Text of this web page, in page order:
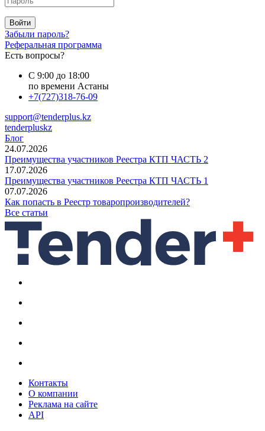
Войти
Забыли пароль?
Реферальная программа
Есть вопросы?
С 9:00 до 18:00
по времени Астаны
+7(727)318-76-09
support@tenderplus.kz
tenderpluskz
Блог
24.07.2026
Преимущества участников Реестра КТП ЧАСТЬ 2
17.07.2026
Преимущества участников Реестра КТП ЧАСТЬ 1
07.07.2026
Как попасть в Реестр товаропроизводителей?
Все статьи
Контакты
О компании
Реклама на сайте
API